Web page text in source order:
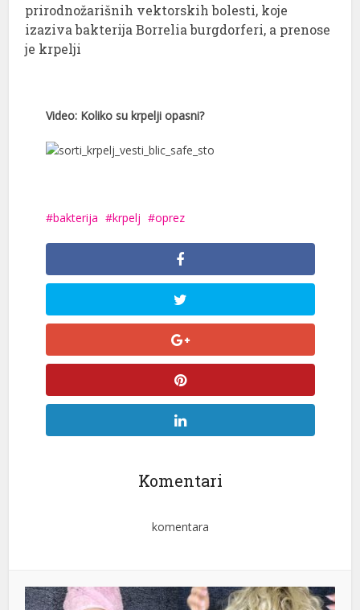
prirodnožarišnih vektorskih bolesti, koje
izaziva bakterija Borrelia burgdorferi, a prenose
je krpelji
Video: Koliko su krpelji opasni?
bakterija krpelj oprez
Komentari
komentara